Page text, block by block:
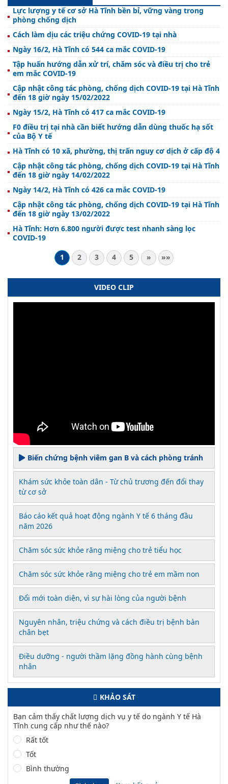
Lực lượng y tế cơ sở Hà Tĩnh bền bỉ, vững vàng trong
phòng chống dịch
Cách làm dịu các triệu chứng COVID-19 tại nhà
Ngày 16/2, Hà Tĩnh có 544 ca mắc COVID-19
Tập huấn hướng dẫn xử trí, chăm sóc và điều trị cho trẻ
em mắc COVID-19
Cập nhật công tác phòng, chống dịch COVID-19 tại Hà Tĩnh
đến 18 giờ ngày 15/02/2022
Ngày 15/2, Hà Tĩnh có 417 ca mắc COVID-19
F0 điều trị tại nhà cần biết hướng dẫn dùng thuốc hạ sốt
của Bộ Y tế
Hà Tĩnh có 10 xã, phường, thị trấn nguy cơ dịch ở cấp độ 4
Cập nhật công tác phòng, chống dịch COVID-19 tại Hà Tĩnh
đến 18 giờ ngày 14/02/2022
Ngày 14/2, Hà Tĩnh có 426 ca mắc COVID-19
Cập nhật công tác phòng, chống dịch COVID-19 tại Hà Tĩnh
đến 18 giờ ngày 13/02/2022
Hà Tĩnh: Hơn 6.800 người được test nhanh sàng lọc
COVID-19
1
2 3 4 5 » »»
VIDEO CLIP
Biến chứng bệnh viêm gan B và cách phòng tránh
Khám sức khỏe toàn dân - Từ chủ trương đến đổi thay
từ cơ sở
Báo cáo kết quả hoạt động ngành Y tế 6 tháng đầu
năm 2026
Chăm sóc sức khỏe răng miệng cho trẻ tiểu học
Chăm sóc sức khỏe răng miệng cho trẻ em mầm non
Đổi mới toàn diện, vì sự hài lòng của người bệnh
Nguyên nhân, triệu chứng và cách điều trị bệnh bàn
chân bẹt
Điều dưỡng - người thầm lặng đồng hành cùng bệnh
nhân
KHẢO SÁT
Bạn cảm thấy chất lượng dịch vụ y tế do ngành Y tế Hà
Tĩnh cung cấp như thế nào?
Rất tốt
Tốt
Bình thường